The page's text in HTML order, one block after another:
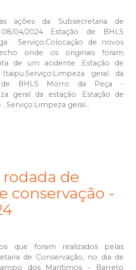
ações da Subsecretaria de
04/2024 Estação de BHLS
. Serviço:Colocação de novos
onde os originais foram
de um acidente .Estação de
geral da
de BHLS Morro da Peça -
geral da estação .Estação de
. Serviço:Limpeza geral...
de
conservação -
que foram realizados pelas
de Conservação, no dia de
dos Marítimos - Barreto